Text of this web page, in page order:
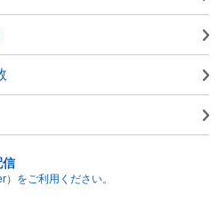
信
をご利用ください。